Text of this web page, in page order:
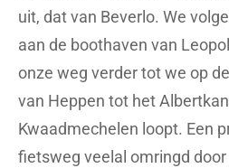
uit, dat van Beverlo. We
aan de boothaven van
onze weg verder tot we op
van Heppen tot het
Kwaadmechelen loopt. Een
fietsweg veelal omringd